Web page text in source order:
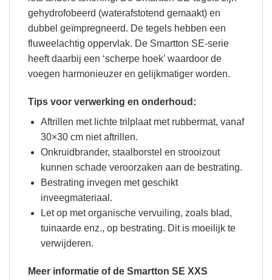
gehydrofobeerd (waterafstotend gemaakt) en
dubbel geïmpregneerd. De tegels hebben een
fluweelachtig oppervlak. De Smartton SE-serie
heeft daarbij een ‘scherpe hoek’ waardoor de
voegen harmonieuzer en gelijkmatiger worden.
Tips voor verwerking en onderhoud:
Aftrillen met lichte trilplaat met rubbermat, vanaf
30×30 cm niet aftrillen.
Onkruidbrander, staalborstel en strooizout
kunnen schade veroorzaken aan de bestrating.
Bestrating invegen met geschikt
inveegmateriaal.
Let op met organische vervuiling, zoals blad,
tuinaarde enz., op bestrating. Dit is moeilijk te
verwijderen.
Meer informatie of de Smartton SE XXS